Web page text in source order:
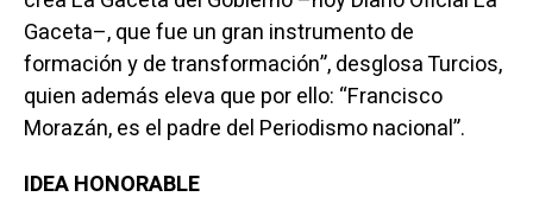
Gaceta–, que fue un gran instrumento de
formación y de transformación”, desglosa Turcios,
quien además eleva que por ello: “Francisco
Morazán, es el padre del Periodismo nacional”.
IDEA HONORABLE